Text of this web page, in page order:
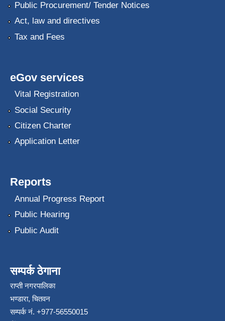
Public Procurement/ Tender Notices
Act, law and directives
Tax and Fees
eGov services
Vital Registration
Social Security
Citizen Charter
Application Letter
Reports
Annual Progress Report
Public Hearing
Public Audit
सम्पर्क ठेगाना
राप्ती नगरपालिका
भण्डारा, चितवन
सम्पर्क नं. +977-56550015